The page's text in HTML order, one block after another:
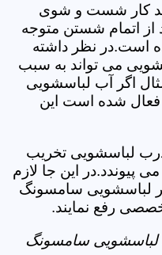
کار شست و شوی
از اتمام شستن متوجه
است.در نظر داشته
می تواند به سبب
اگر آب لباسشویی
فعال شده است این
لباسشویی تخریب
پیوندد.در این جا لازم
لباسشویی سامسونگ
رفع نمایند.
لباسشویی سامسونگ